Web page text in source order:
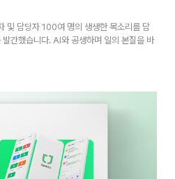
및 담당자 100여 명의 생생한 목소리를 담
간했습니다. AI와 공생하며 일의 본질을 바